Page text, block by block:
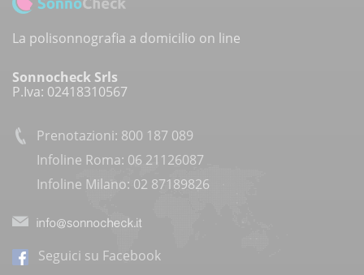
La polisonnografia a domicilio on line
Sonnocheck Srls
P.Iva: 02418310567
Prenotazioni: 800 187 089
Infoline Roma: 06 21126087
Infoline Milano: 02 87189826
Seguici su Facebook